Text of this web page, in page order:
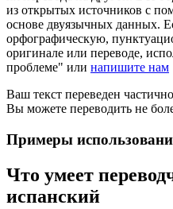
из открытых источников с
основе двуязычных данных.
орфографическую,
оригинале или переводе,
проблеме" или напишите нам
Ваш текст переведен
Вы можете переводить не
Примеры
Что умеет
испанский